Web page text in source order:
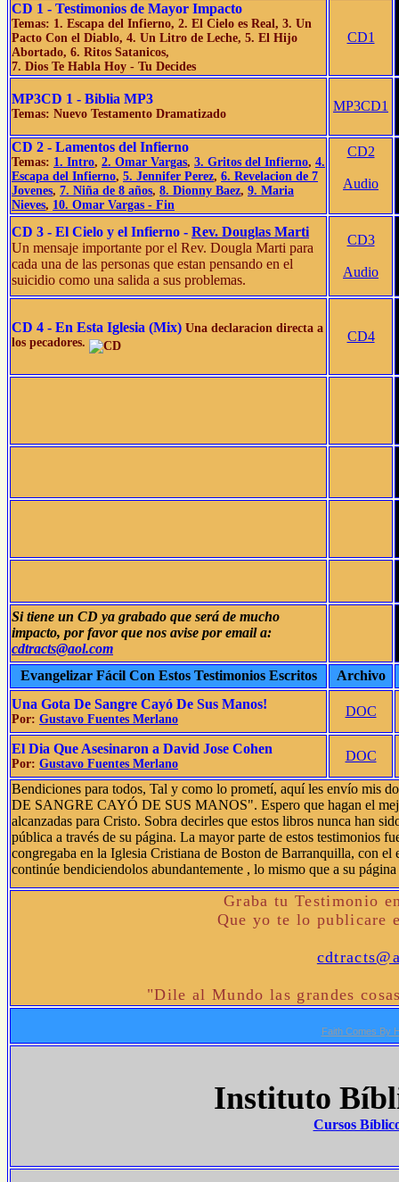
CD 1 - Testimonios de Mayor Impacto
Temas: 1. Escapa del Infierno, 2. El Cielo es Real, 3. Un
Pacto Con el Diablo, 4. Un Litro de Leche, 5. El Hijo
Abortado, 6. Ritos Satanicos,
7. Dios Te Habla Hoy - Tu Decides
CD1
MP3CD 1 - Biblia MP3
Temas: Nuevo Testamento Dramatizado
MP3CD1
CD 2 - Lamentos del Infierno
Temas: 1. Intro, 2. Omar Vargas, 3. Gritos del Infierno, 4.
Escapa del Infierno, 5. Jennifer Perez, 6. Revelacion de 7
Jovenes, 7. Niña de 8 años, 8. Dionny Baez, 9. Maria
Nieves, 10. Omar Vargas - Fin
CD2
Audio
CD 3 - El Cielo y el Infierno - Rev. Douglas Marti
Un mensaje importante por el Rev. Dougla Marti para
cada una de las personas que estan pensando en el
suicidio como una salida a sus problemas.
CD3
Audio
CD 4 - En Esta Iglesia (Mix) Una declaracion directa a
los pecadores.
CD4
Si tiene un CD ya grabado que será de mucho
impacto, por favor que nos avise por email a:
cdtracts@aol.com
Evangelizar Fácil Con Estos Testimonios Escritos
Archivo
Una Gota De Sangre Cayó De Sus Manos!
Por: Gustavo Fuentes Merlano
DOC
El Dia Que Asesinaron a David Jose Cohen
Por: Gustavo Fuentes Merlano
DOC
Bendiciones para todos, Tal y como lo prometí, aquí les envío
DE SANGRE CAYÓ DE SUS MANOS". Espero que hagan el
alcanzadas para Cristo. Sobra decirles que estos libros nunca han
pública a través de su página. La mayor parte de estos testimonios
congregaba en la Iglesia Cristiana de Boston de Barranquilla, con
continúe bendiciendolos abundantemente , lo mismo que a su
Graba tu Testimonio
Que yo te lo publicare
"Dile al Mundo las grandes
Faith Comes By
Instituto
Cursos